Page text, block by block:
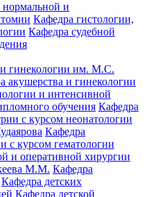
нормальной и
Кафедра гистологии,
Кафедра судебной
гинекологии им. М.С.
акушерства и гинекологии
и интенсивной
обучения Кафедра
с курсом неонатологии
Кафедра
с курсом гематологии
и оперативной хирургии
М.М. Кафедра
Кафедра детских
Кафедра детской